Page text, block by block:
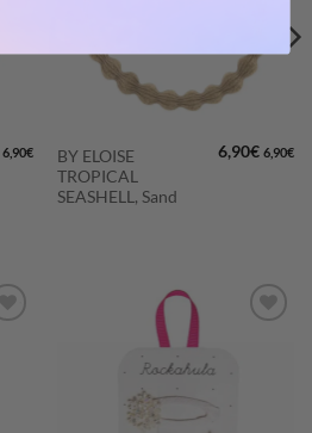
6,90€
BY ELOISE
TROPICAL
SEASHELL, Sand
6,90€ 6,90€
SUOSIKKEIHIN